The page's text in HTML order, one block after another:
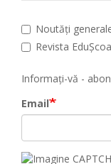
Noutăți
Revista
Informați-vă -
Email